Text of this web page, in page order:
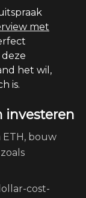
met
het wil,
is.
investeren
ETH, bouw
cost-